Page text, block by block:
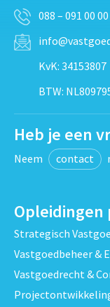
088 – 091 00 00
KvK: 34153807
BTW:
Heb je een
Neem contact
Strategisch
Vastgoedbeheer &
Vastgoedrecht &